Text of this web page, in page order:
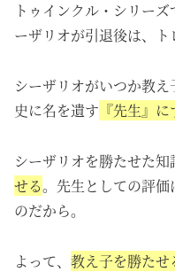
トゥインクル・シリー
ーザリオが引退後は、ト
シーザリオがいつか教
史に名を遺す 『先生』
シーザリオを勝たせた知
せる。先生としての評
のだから。
よって、 教え子を勝たせ